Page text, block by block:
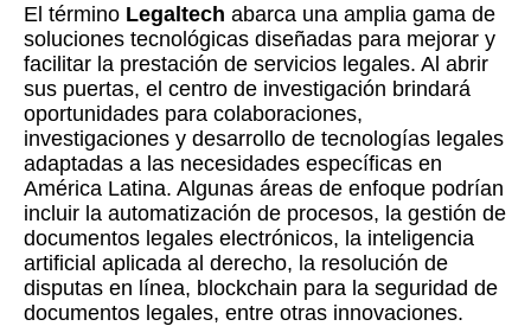
El término Legaltech abarca una amplia gama de
soluciones tecnológicas diseñadas para mejorar y
facilitar la prestación de servicios legales. Al abrir
sus puertas, el centro de investigación brindará
oportunidades para colaboraciones,
investigaciones y desarrollo de tecnologías legales
adaptadas a las necesidades específicas en
América Latina. Algunas áreas de enfoque podrían
incluir la automatización de procesos, la gestión de
documentos legales electrónicos, la inteligencia
artificial aplicada al derecho, la resolución de
disputas en línea, blockchain para la seguridad de
documentos legales, entre otras innovaciones.